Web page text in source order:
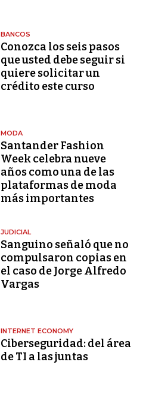
BANCOS
Conozca los seis pasos
que usted debe seguir si
quiere solicitar un
crédito este curso
MODA
Santander Fashion
Week celebra nueve
años como una de las
plataformas de moda
más importantes
JUDICIAL
Sanguino señaló que no
compulsaron copias en
el caso de Jorge Alfredo
Vargas
INTERNET ECONOMY
Ciberseguridad: del área
de TI a las juntas